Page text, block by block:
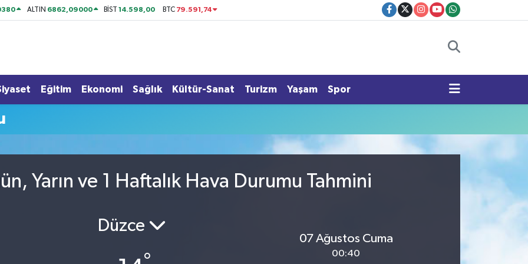
ALTIN 6862,09000 BİST14.598,00 BTC 79.591,74
Eğitim Ekonomi Sağlık Kültür-Sanat Turizm Yaşam Spor
Yarın ve 1 Haftalık Hava Durumu Tahmini
Düzce
07 Ağustos Cuma
00:40